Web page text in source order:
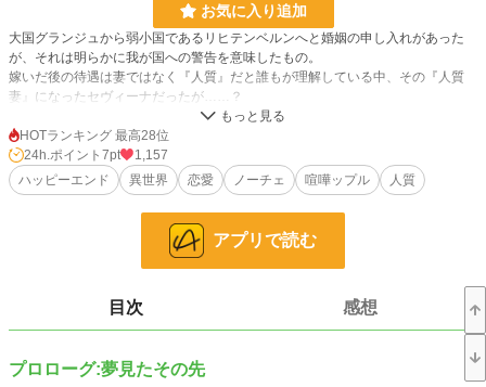
お気に入り追加
大国グランジュから弱小国であるリヒテンベルンへと婚姻の申し入れがあった
が、それは明らかに我が国への警告を意味したもの。
嫁いだ後の待遇は妻ではなく『人質』だと誰もが理解している中、その『人質
妻』になったセヴィーナだったが……？
「貴方を指名します、私と恋をしてください！」
「はぁ？」
案外気遣いは出来る敵国王太子(夫)×人質として嫁いだ脳筋ゴリラ姫(妻)の喧嘩っ
序盤はヒロインが不遇でシリアスな雰囲気です、ご注意ください。
※他サイト様でも公開しております。
38,445 位 / 228,963 件
恋愛 16,621 位 / 66,395 件
HOTランキング 最高28位
24h.ポイント 7pt
1,157
ハッピーエンド
異世界 恋愛 ノーチェ 喧嘩ップル 人質
アプリで読む
目次 感想
プロローグ:夢見たその先